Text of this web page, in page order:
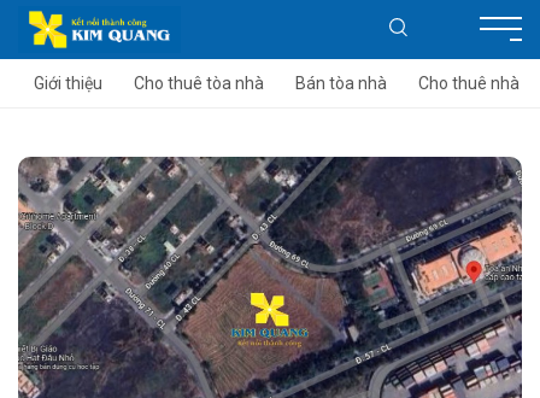
Giới thiệu Cho thuê tòa nhà Bán tòa nhà Cho thuê nhà